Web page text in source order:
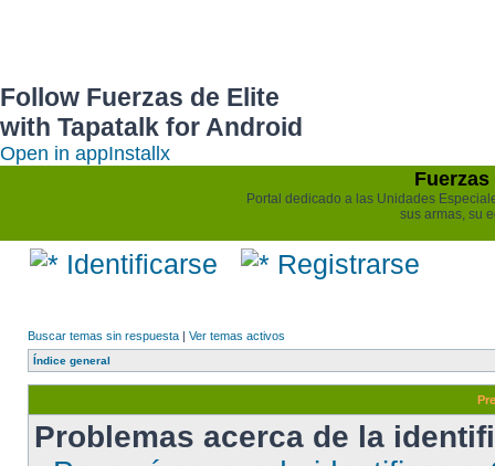
Follow Fuerzas de Elite
with Tapatalk for Android
Open in appInstall x
Portal dedicado a las Unidades
sus armas, su
Identificarse Registrarse
Buscar temas sin respuesta | Ver temas activos
Índice general
Problemas acerca de la